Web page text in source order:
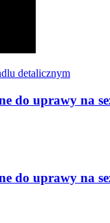
do uprawy na
do uprawy na